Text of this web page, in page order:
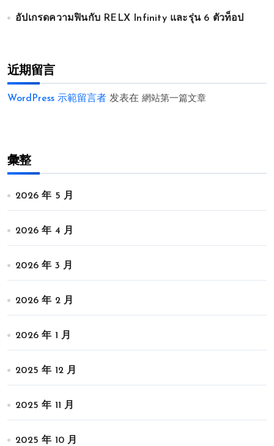
อัปเกรดความฟินกับ RELX Infinity และรุ่น 6 ตัวท็อป
近期留言
WordPress 示範留言者 发表在 網站第一篇文章
彙整
2026 年 5 月
2026 年 4 月
2026 年 3 月
2026 年 2 月
2026 年 1 月
2025 年 12 月
2025 年 11 月
2025 年 10 月